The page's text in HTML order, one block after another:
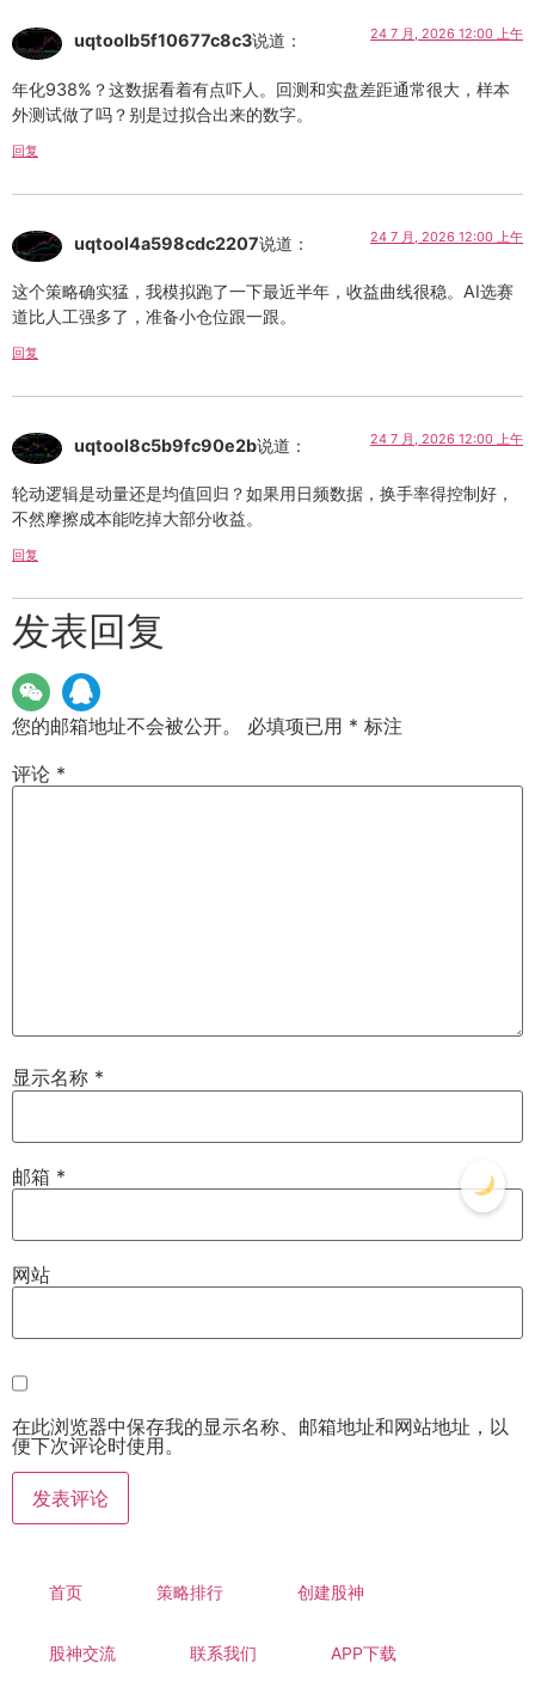
uqtoolb5f10677c8c3说道： 24 7 月, 2026 12:00 上午
年化938%？这数据看着有点吓人。回测和实盘差距通常很大，样本
外测试做了吗？别是过拟合出来的数字。
回复
uqtool4a598cdc2207说道： 24 7 月, 2026 12:00 上午
这个策略确实猛，我模拟跑了一下最近半年，收益曲线很稳。AI选赛
道比人工强多了，准备小仓位跟一跟。
回复
uqtool8c5b9fc90e2b说道： 24 7 月, 2026 12:00 上午
轮动逻辑是动量还是均值回归？如果用日频数据，换手率得控制好，
不然摩擦成本能吃掉大部分收益。
回复
发表回复
您的邮箱地址不会被公开。 必填项已用 * 标注
评论 *
显示名称 *
邮箱 *
网站
在此浏览器中保存我的显示名称、邮箱地址和网站地址，以
便下次评论时使用。
首页 策略排行 创建股神
股神交流 联系我们 APP下载